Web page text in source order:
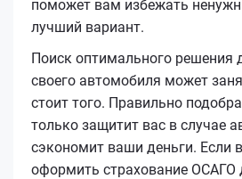
поможет вам избежать
лучший вариант.
Поиск оптимального решения
своего автомобиля может
стоит того. Правильно
только защитит вас в случае
сэкономит ваши деньги. Если
оформить страхование ОСАГО